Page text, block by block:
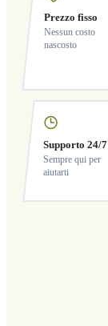
Prezzo fisso
Nessun costo
nascosto
Supporto 24/7
Sempre qui per
aiutarti